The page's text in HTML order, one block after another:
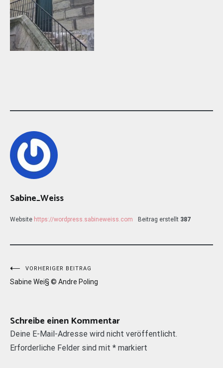
Sabine_Weiss
Website https://wordpress.sabineweiss.com Beitrag erstellt 387
Beitragsnavigation
VORHERIGER BEITRAG
Sabine Wei§ © Andre Poling
Schreibe einen Kommentar
Deine E-Mail-Adresse wird nicht veröffentlicht.
Erforderliche Felder sind mit * markiert